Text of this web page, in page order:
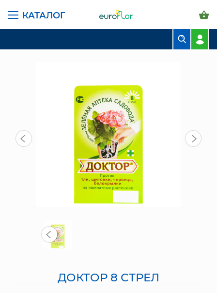
КАТАЛОГ
ЦВЕТЫ В ПАЧКАХ
СВАДЕБНАЯ ФЛОРИСТИКА
КОМНАТНЫЕ РАСТЕНИЯ
ГОРШКИ И КАШПО
ГРУНТЫ И УДОБРЕНИЯ
ПРЕДМЕТЫ ИНТЕРЬЕРА
ЯЩИКИ
ГЛАВНАЯ СТРАНИЦА КАТАЛОГ
ГРУНТЫ И УДОБРЕНИЯ
ДОКТОР 8 СТРЕЛ